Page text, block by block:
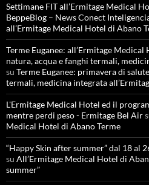
Settimane FIT all’Ermitage Medical
BeppeBlog – News Conect
all’Ermitage Medical Hotel di Abano
Terme Euganee: all’Ermitage
natura, acqua e fanghi termali,
su Terme Euganee: primavera di
termali, medicina integrata
L'Ermitage Medical Hotel ed il
mentre perdi peso - Ermitage Bel Air
Medical Hotel di Abano Terme
“Happy Skin after summer” dal 18 al
su All’Ermitage Medical Hotel di
summer”